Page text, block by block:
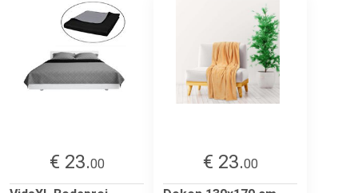
€ 23.00
€ 23.00